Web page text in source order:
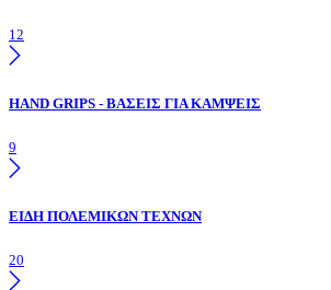
12
HAND GRIPS - ΒΑΣΕΙΣ ΓΙΑ ΚΑΜΨΕΙΣ
9
ΕΙΔΗ ΠΟΛΕΜΙΚΩΝ ΤΕΧΝΩΝ
20